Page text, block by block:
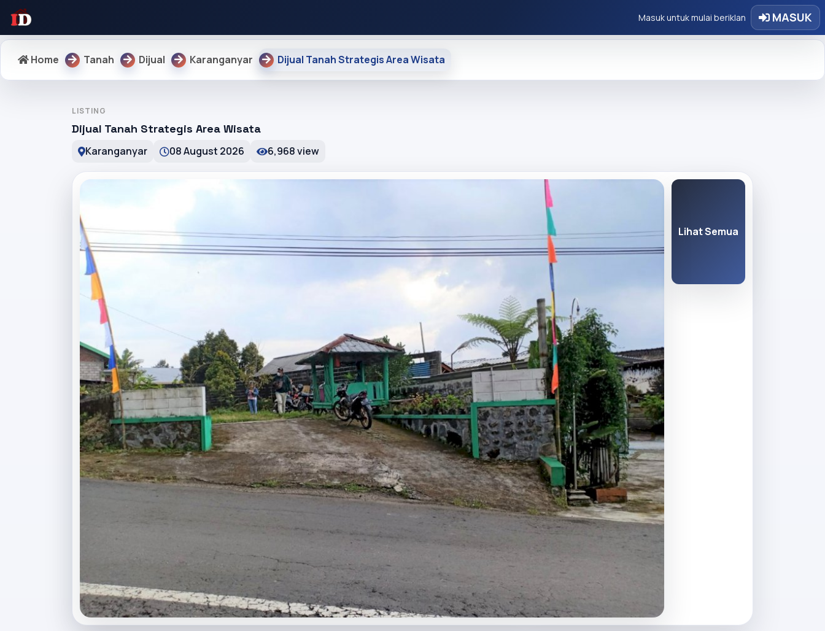
Masuk untuk mulai beriklan MASUK
Home Tanah Dijual Karanganyar Dijual Tanah Strategis Area Wisata
LISTING
Dijual Tanah Strategis Area Wisata
Karanganyar 08 August 2026 6,968 view
Lihat Semua